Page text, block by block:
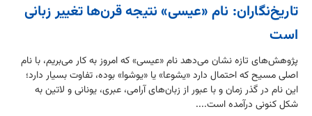
تاریخ‌نگاران: نام «عیسی» نتیجه قرن‌ها تغییر زبانی
است
پژوهش‌های تازه نشان می‌دهد نام «عیسی» که امروز به کار می‌بریم، با نام
اصلی مسیح که احتمال دارد «یشوعا» یا «یوشوا» بوده، تفاوت بسیار دارد؛
این نام در گذر زمان و با عبور از زبان‌های آرامی، عبری، یونانی و لاتین به
شکل کنونی درآمده است....